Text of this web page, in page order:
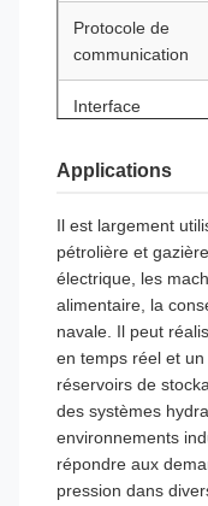
Protocole de
communication
Interface
Niveau de
Indice
antidéflagrant
Période de
garantie
Applications
Il est largement
pétrolière et
électrique, les
alimentaire, la
navale. Il peut
en temps réel et
réservoirs de
des systèmes
environnements
répondre aux
pression dans